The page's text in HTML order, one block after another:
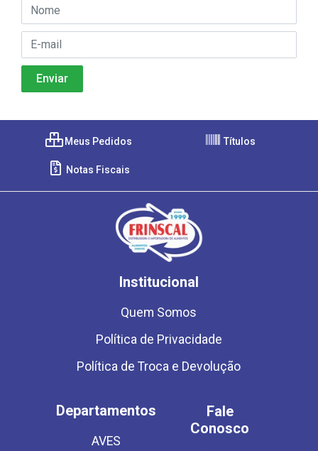
Meus Pedidos Títulos
Notas Fiscais
Institucional
Quem Somos
Política de Privacidade
Política de Troca e Devolução
Departamentos
AVES
Fale
Conosco